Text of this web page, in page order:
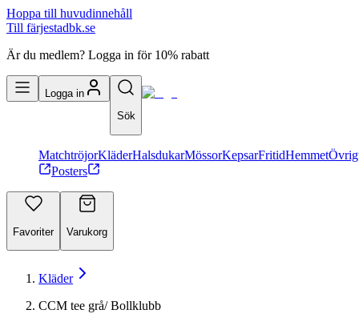
Hoppa till huvudinnehåll
Till färjestadbk.se
Är du medlem? Logga in för 10% rabatt
Logga in
Sök
MatchtröjorKläderHalsdukarMössorKepsarFritidHemmet
Posters
Favoriter Varukorg
Kläder
CCM tee grå/ Bollklubb